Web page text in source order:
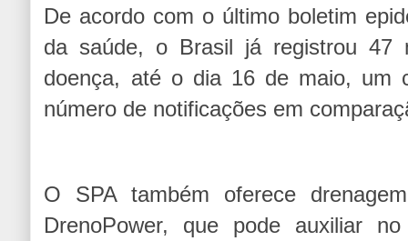
De acordo com o último boletim
da saúde, o Brasil já registrou 47
doença, até o dia 16 de maio, um
número de notificações em
O SPA também oferece
DrenoPower, que pode auxiliar